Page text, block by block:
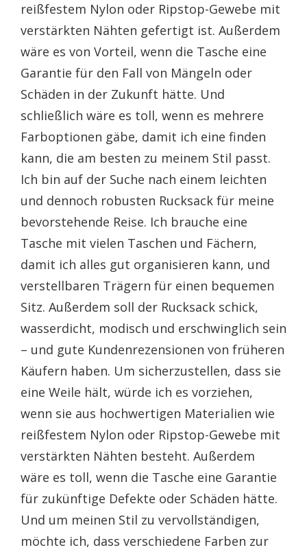
reißfestem Nylon oder Ripstop-Gewebe mit
verstärkten Nähten gefertigt ist. Außerdem
wäre es von Vorteil, wenn die Tasche eine
Garantie für den Fall von Mängeln oder
Schäden in der Zukunft hätte. Und
schließlich wäre es toll, wenn es mehrere
Farboptionen gäbe, damit ich eine finden
kann, die am besten zu meinem Stil passt.
Ich bin auf der Suche nach einem leichten
und dennoch robusten Rucksack für meine
bevorstehende Reise. Ich brauche eine
Tasche mit vielen Taschen und Fächern,
damit ich alles gut organisieren kann, und
verstellbaren Trägern für einen bequemen
Sitz. Außerdem soll der Rucksack schick,
wasserdicht, modisch und erschwinglich sein
– und gute Kundenrezensionen von früheren
Käufern haben. Um sicherzustellen, dass sie
eine Weile hält, würde ich es vorziehen,
wenn sie aus hochwertigen Materialien wie
reißfestem Nylon oder Ripstop-Gewebe mit
verstärkten Nähten besteht. Außerdem
wäre es toll, wenn die Tasche eine Garantie
für zukünftige Defekte oder Schäden hätte.
Und um meinen Stil zu vervollständigen,
möchte ich, dass verschiedene Farben zur